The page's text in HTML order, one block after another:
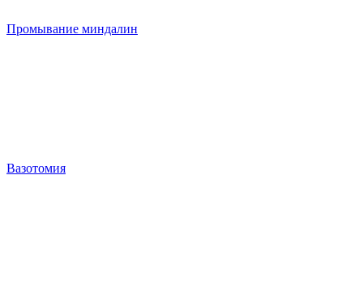
Промывание миндалин
Вазотомия